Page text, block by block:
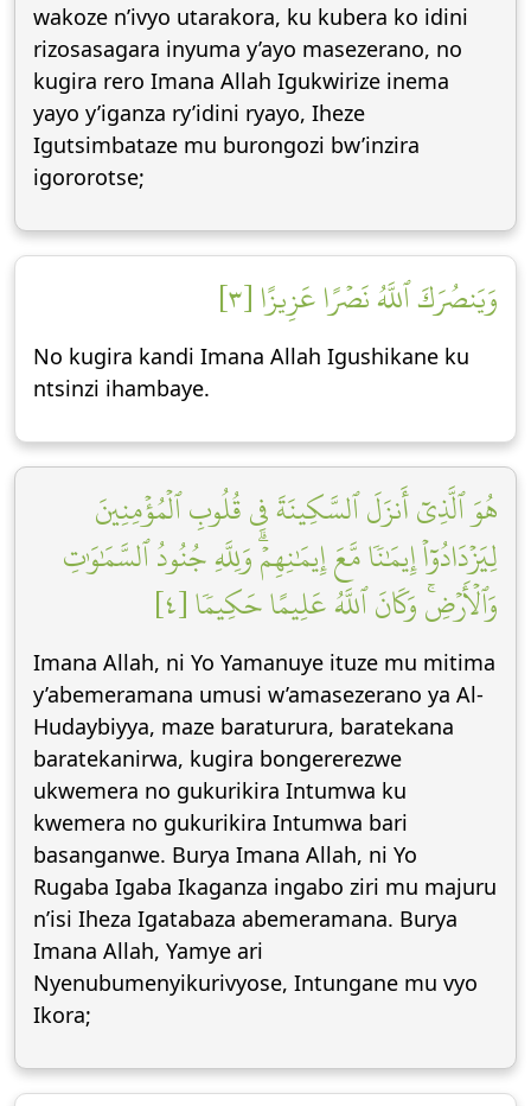
wakoze n’ivyo utarakora, ku kubera ko idini
rizosasagara inyuma y’ayo masezerano, no
kugira rero Imana Allah Igukwirize inema
yayo y’iganza ry’idini ryayo, Iheze
Igutsimbataze mu burongozi bw’inzira
igororotse;
وَيَنصُرَكَ ٱللَّهُ نَصۡرًا عَزِيزًا [٣]
No kugira kandi Imana Allah Igushikane ku
ntsinzi ihambaye.
هُوَ ٱلَّذِيٓ أَنزَلَ ٱلسَّكِينَةَ فِي قُلُوبِ ٱلۡمُؤۡمِنِينَ
لِيَزۡدَادُوٓاْ إِيمَٰنٗا مَّعَ إِيمَٰنِهِمۡۗ وَلِلَّهِ جُنُودُ ٱلسَّمَٰوَٰتِ
وَٱلۡأَرۡضِۚ وَكَانَ ٱللَّهُ عَلِيمًا حَكِيمٗا [٤]
Imana Allah, ni Yo Yamanuye ituze mu mitima
y’abemeramana umusi w’amasezerano ya Al-
Hudaybiyya, maze baraturura, baratekana
baratekanirwa, kugira bongererezwe
ukwemera no gukurikira Intumwa ku
kwemera no gukurikira Intumwa bari
basanganwe. Burya Imana Allah, ni Yo
Rugaba Igaba Ikaganza ingabo ziri mu majuru
n’isi Iheza Igatabaza abemeramana. Burya
Imana Allah, Yamye ari
Nyenubumenyikurivyose, Intungane mu vyo
Ikora;